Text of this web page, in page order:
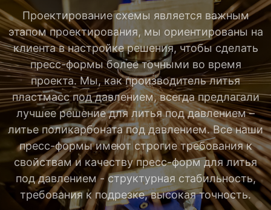
Проектирование схемы является важным
этапом проектирования, мы ориентированы на
клиента в настройке решения, чтобы сделать
пресс-формы более точными во время
проекта. Мы, как производитель литья
пластмасс под давлением, всегда предлагали
лучшее решение для литья под давлением –
литье поликарбоната под давлением. Все наши
пресс-формы имеют строгие требования к
свойствам и качеству пресс-форм для литья
под давлением - структурная стабильность,
требования к подрезке, высокая точность.